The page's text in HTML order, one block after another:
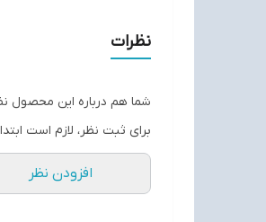
نظرات
شما هم درباره این محصول
برای ثبت نظر، لازم است
افزودن نظر